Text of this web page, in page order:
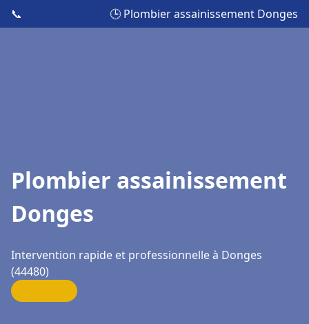
📞 🕒 Plombier assainissement Donges
Plombier assainissement
Donges
Intervention rapide et professionnelle à Donges
(44480)